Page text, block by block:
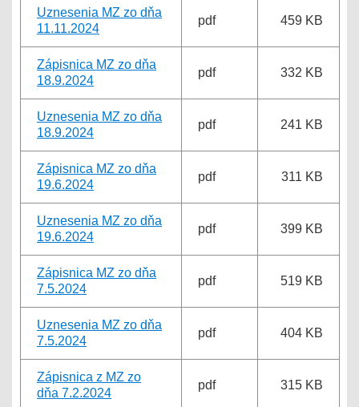
Uznesenia MZ zo dňa
11.11.2024
pdf 459 KB
Zápisnica MZ zo dňa
18.9.2024
pdf 332 KB
Uznesenia MZ zo dňa
18.9.2024
pdf 241 KB
Zápisnica MZ zo dňa
19.6.2024
pdf 311 KB
Uznesenia MZ zo dňa
19.6.2024
pdf 399 KB
Zápisnica MZ zo dňa
7.5.2024
pdf 519 KB
Uznesenia MZ zo dňa
7.5.2024
pdf 404 KB
Zápisnica z MZ zo
dňa 7.2.2024
pdf 315 KB